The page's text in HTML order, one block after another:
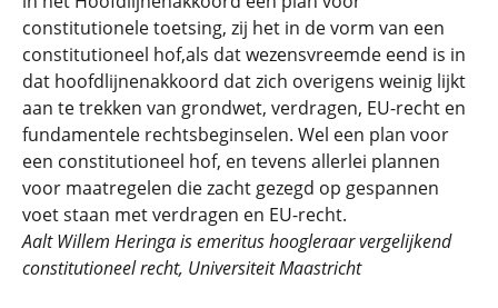
constitutionele toetsing, zij het in de vorm van een
constitutioneel hof,als dat wezensvreemde eend is in
dat hoofdlijnenakkoord dat zich overigens weinig lijkt
aan te trekken van grondwet, verdragen, EU-recht en
fundamentele rechtsbeginselen. Wel een plan voor
een constitutioneel hof, en tevens allerlei plannen
voor maatregelen die zacht gezegd op gespannen
voet staan met verdragen en EU-recht.
Aalt Willem Heringa is emeritus hoogleraar vergelijkend
constitutioneel recht, Universiteit Maastricht